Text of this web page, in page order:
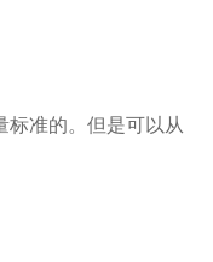
标准的。但是可以从